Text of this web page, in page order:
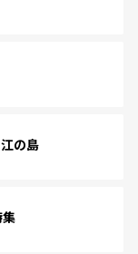
の島